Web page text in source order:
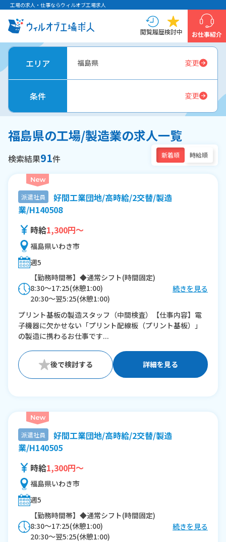
工場の求人・仕事ならウィルオブ工場求人
閲覧履歴検討中 お仕事紹介
エリア 福島県 変更
条件 変更
福島県の工場/製造業の求人一覧
検索結果91件 新着順 時給順
派遣社員
好間工業団地/高時給/2交替/製造
業/H140508
時給1,300円～
福島県いわき市
週5
【勤務時間帯】◆通常シフト(時間固定)
8:30〜17:25(休憩1:00)
20:30〜翌5:25(休憩1:00)
※残業：30〜40時間程度/月
続きを見る
プリント基板の製造スタッフ（中間検査）【仕事内容】電
子機器に欠かせない「プリント配線板（プリント基板）」
の製造に携わるお仕事です...
詳細を見る
派遣社員
好間工業団地/高時給/2交替/製造
業/H140505
時給1,300円～
福島県いわき市
週5
【勤務時間帯】◆通常シフト(時間固定)
8:30〜17:25(休憩1:00)
20:30〜翌5:25(休憩1:00)
続きを見る